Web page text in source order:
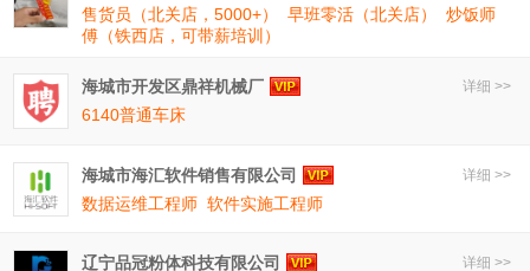
售货员（北关店，5000+）
早班零活（北关店）
炒饭师
傅（铁西店，可带薪培训）
详细 >>
海城市开发区鼎祥机械厂
6140普通车床
详细 >>
海城市海汇软件销售有限公司
数据运维工程师 软件实施工程师
详细 >>
辽宁品冠粉体科技有限公司